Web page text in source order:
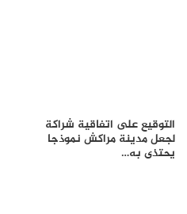
التوقيع على اتفاقية شراكة
لجعل مدينة مراكش نموذجا
يحتذى به…